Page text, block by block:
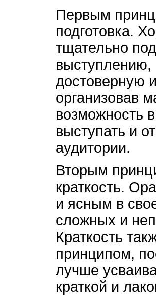
Первым
подготовка.
тщательно
выступлению,
достоверную
организовав
возможность
выступать и
аудитории.
Вторым
краткость.
и ясным в
сложных и
Краткость
принципом,
лучше
краткой и